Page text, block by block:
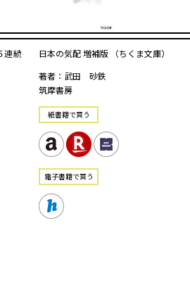
連続
日本の気配 増補版 （ちくま文庫）
著者：武田 砂鉄
筑摩書房
紙書籍で買う
電⼦書籍で買う